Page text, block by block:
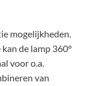
mogelijkheden.
de lamp 360°
voor o.a.
van